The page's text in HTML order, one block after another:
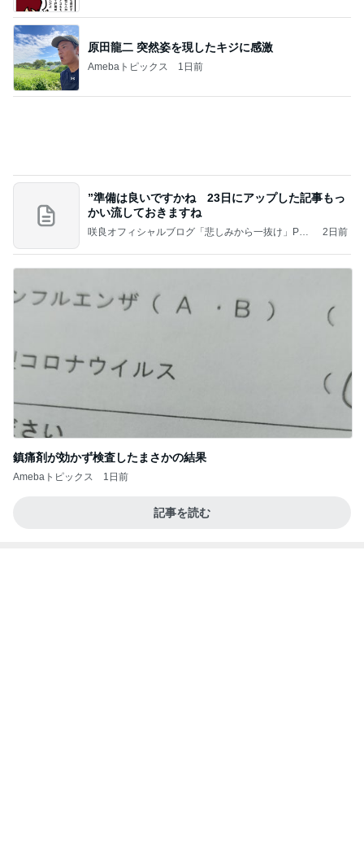
原田龍二 突然姿を現したキジに感激
Amebaトピックス 1日前
”準備は良いですかね 23日にアップした記事もっ
かい流しておきますね
咲良オフィシャルブログ「悲しみから一抜け」Pow
2日前
鎮痛剤が効かず検査したまさかの結果
Amebaトピックス 1日前
記事を読む